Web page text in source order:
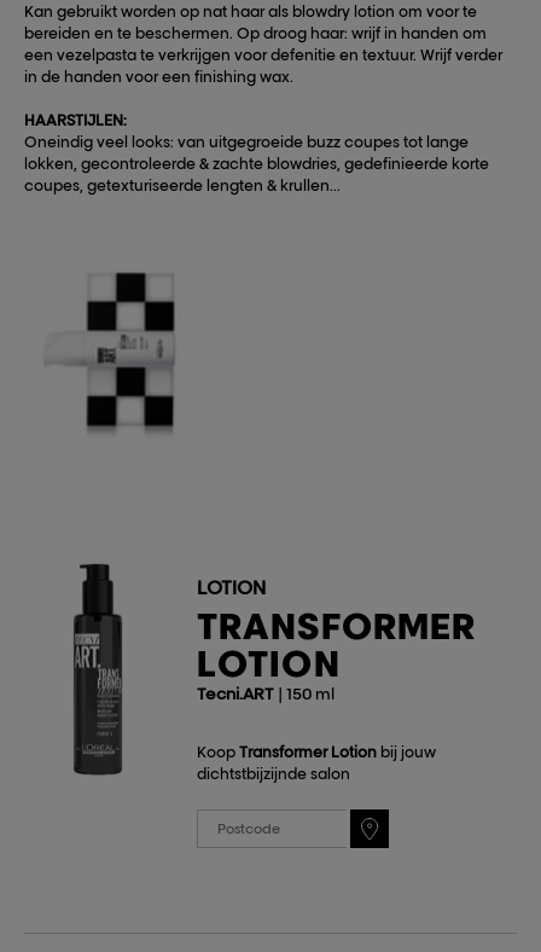
Kan gebruikt worden op nat haar als blowdry lotion om voor te
bereiden en te beschermen. Op droog haar: wrijf in handen om
een vezelpasta te verkrijgen voor defenitie en textuur. Wrijf verder
in de handen voor een finishing wax.
HAARSTIJLEN:
Oneindig veel looks: van uitgegroeide buzz coupes tot lange
lokken, gecontroleerde & zachte blowdries, gedefinieerde korte
coupes, getexturiseerde lengten & krullen...
LOTION
TRANSFORMER
LOTION
Tecni.ART| 150 ml
Koop Transformer Lotion bij jouw
dichtstbijzijnde salon